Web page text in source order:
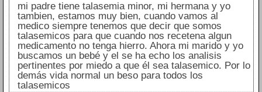
mi padre tiene talasemia minor, mi hermana y yo
tambien, estamos muy bien, cuando vamos al
medico siempre tenemos que decir que somos
talasemicos para que cuando nos recetena algun
medicamento no tenga hierro. Ahora mi marido y yo
buscamos un bebé y el se ha echo los analisis
pertinentes por miedo a que él sea talasemico. Por lo
demás vida normal un beso para todos los
talasemicos